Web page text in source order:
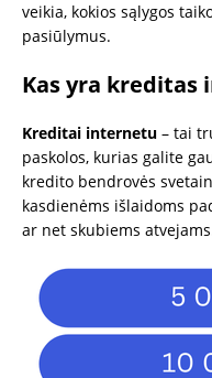
veikia, kokios sąlygos
pasiūlymus.
Kas yra kreditas
Kreditai internetu – tai
paskolos, kurias galite
kredito bendrovės
kasdienėms išlaidoms
ar net skubiems